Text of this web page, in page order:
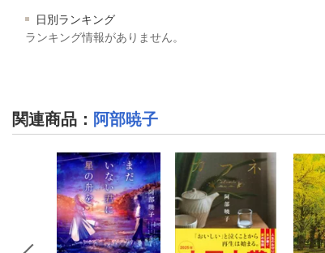
日別ランキング
ランキング情報がありません。
関連商品 ： 阿部暁子